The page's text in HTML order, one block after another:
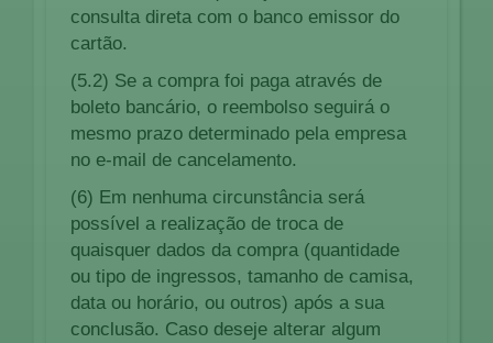
consulta direta com o banco emissor do
cartão.
(5.2) Se a compra foi paga através de
boleto bancário, o reembolso seguirá o
mesmo prazo determinado pela empresa
no e-mail de cancelamento.
(6) Em nenhuma circunstância será
possível a realização de troca de
quaisquer dados da compra (quantidade
ou tipo de ingressos, tamanho de camisa,
data ou horário, ou outros) após a sua
conclusão. Caso deseje alterar algum